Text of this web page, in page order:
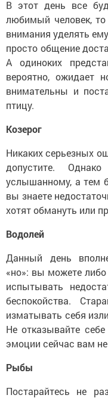
В этот день все
любимый человек,
внимания уделять
просто общение
А одиноких
вероятно, ожидает
внимательны и
птицу.
Козерог
Никаких серьезных
допустите.
услышанному, а тем
вы знаете
хотят обмануть или
Водолей
Данный день
«но»: вы можете
испытывать
беспокойства.
изматывать себя
Не отказывайте
эмоции сейчас вам
Рыбы
Постарайтесь не